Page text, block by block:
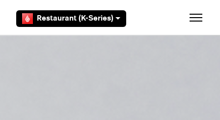
Restaurant (K-Series)